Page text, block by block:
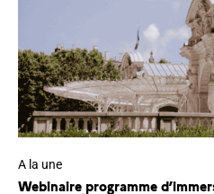
A la une
Webinaire programme